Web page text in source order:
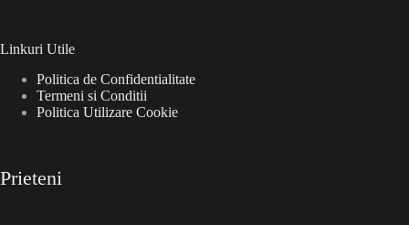
Linkuri Utile
Politica de Confidentialitate
Termeni si Conditii
Politica Utilizare Cookie
Prieteni